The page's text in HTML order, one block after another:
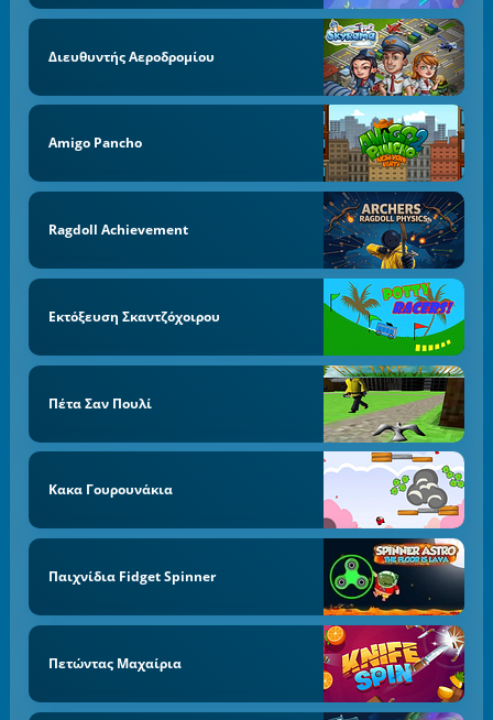
Διευθυντής Αεροδρομίου
Amigo Pancho
Ragdoll Achievement
Εκτόξευση Σκαντζόχοιρου
Πέτα Σαν Πουλί
Κακα Γουρουνάκια
Παιχνίδια Fidget Spinner
Πετώντας Μαχαίρια